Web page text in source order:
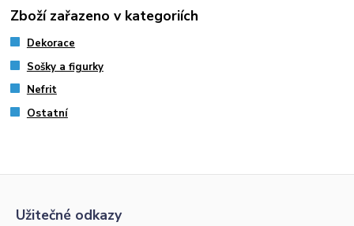
Zboží zařazeno v kategoriích
Dekorace
Sošky a figurky
Nefrit
Ostatní
Užitečné odkazy